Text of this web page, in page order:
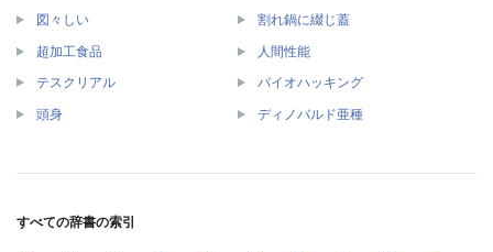
図々しい 割れ鍋に綴じ蓋
超加工食品 人間性能
テスクリアル バイオハッキング
頭身 ディノバルド亜種
すべての辞書の索引